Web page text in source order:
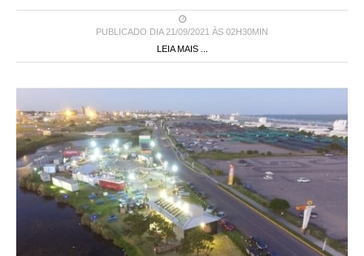
PUBLICADO DIA 21/09/2021 ÀS 02H30MIN
LEIA MAIS ...